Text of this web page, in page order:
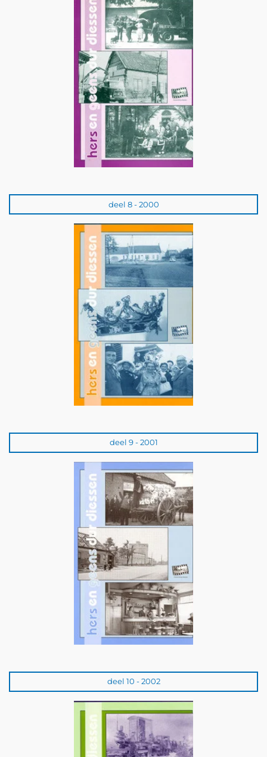
deel 8 - 2000
deel 9 - 2001
deel 10 - 2002